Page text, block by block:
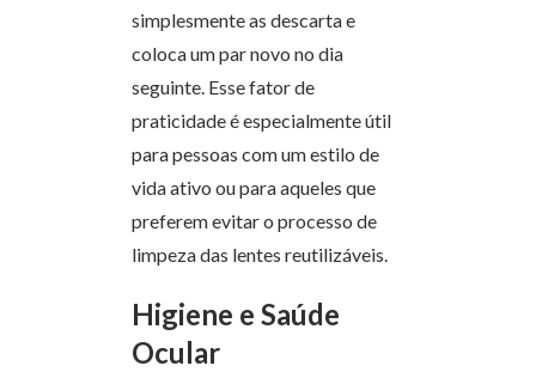
simplesmente as descarta e
coloca um par novo no dia
seguinte. Esse fator de
praticidade é especialmente útil
para pessoas com um estilo de
vida ativo ou para aqueles que
preferem evitar o processo de
limpeza das lentes reutilizáveis.
Higiene e Saúde
Ocular